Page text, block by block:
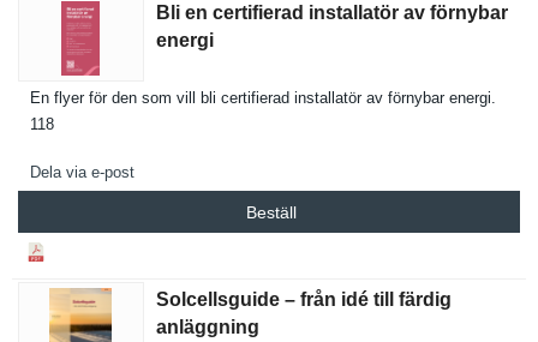
Bli en certifierad installatör av förnybar
energi
En flyer för den som vill bli certifiera­d installatö­r av förnybar energi.
118
Dela via e-post
Beställ
Solcellsguide – från idé till färdig
anläggning